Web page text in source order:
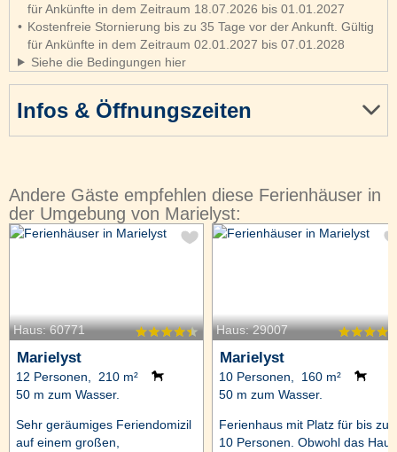
Infos & Öffnungszeiten
für Ankünfte in dem Zeitraum 18.07.2026 bis 01.01.2027
Kostenfreie Stornierung bis zu 35 Tage vor der Ankunft. Gültig
für Ankünfte in dem Zeitraum 02.01.2027 bis 07.01.2028
Siehe die Bedingungen hier
Andere Gäste empfehlen diese Ferienhäuser in
der Umgebung von Marielyst:
Haus: 60771
Marielyst
12 Personen, 210 m²
50 m zum Wasser.
Sehr geräumiges Feriendomizil
auf einem großen,
Haus: 29007
Marielyst
10 Personen, 160 m²
50 m zum Wasser.
Ferienhaus mit Platz für bis zu
10 Personen. Obwohl das Haus